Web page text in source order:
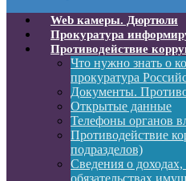
Web камеры. Дюртюли
Прокуратура
Противодействие
Что нужно знать о
прокуратура
Документы.
Открытые данные
Телефоны органов
Противодействие
подразделов)
Сведения о
обязательствах